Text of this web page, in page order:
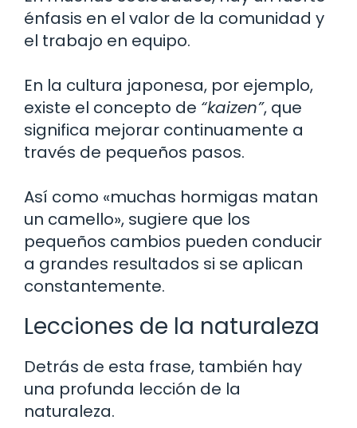
énfasis en el valor de la comunidad y
el trabajo en equipo.
En la cultura japonesa, por ejemplo,
existe el concepto de “kaizen”, que
significa mejorar continuamente a
través de pequeños pasos.
Así como «muchas hormigas matan
un camello», sugiere que los
pequeños cambios pueden conducir
a grandes resultados si se aplican
constantemente.
Lecciones de la naturaleza
Detrás de esta frase, también hay
una profunda lección de la
naturaleza.